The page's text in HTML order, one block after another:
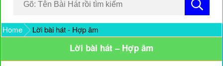
Home Lời bài hát - Hợp âm
Lời bài hát – Hợp âm